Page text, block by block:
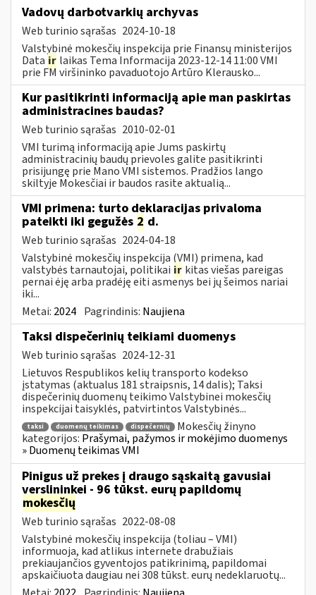
Vadovų darbotvarkių archyvas
Web turinio sąrašas 2024-10-18
Valstybinė mokesčių inspekcija prie Finansų ministerijos
Data ir laikas Tema Informacija 2023-12-14 11:00 VMI
prie FM viršininko pavaduotojo Artūro Klerausko...
Kur pasitikrinti informaciją apie man paskirtas
administracines baudas?
Web turinio sąrašas 2010-02-01
VMI turimą informaciją apie Jums paskirtų
administracinių baudų prievoles galite pasitikrinti
prisijungę prie Mano VMI sistemos. Pradžios lango
skiltyje Mokesčiai ir baudos rasite aktualią...
VMI primena: turto deklaracijas privaloma
pateikti iki gegužės 2 d.
Web turinio sąrašas 2024-04-18
Valstybinė mokesčių inspekcija (VMI) primena, kad
valstybės tarnautojai, politikai ir kitas viešas pareigas
pernai ėję arba pradėję eiti asmenys bei jų šeimos nariai
iki...
Metai: 2024 Pagrindinis: Naujiena
Taksi dispečerinių teikiami duomenys
Web turinio sąrašas 2024-12-31
Lietuvos Respublikos kelių transporto kodekso
įstatymas (aktualus 181 straipsnis, 14 dalis); Taksi
dispečerinių duomenų teikimo Valstybinei mokesčių
inspekcijai taisyklės, patvirtintos Valstybinės...
taksi duomenų teikimas dispečernių
Mokesčių žinyno
kategorijos: Prašymai, pažymos ir mokėjimo duomenys
» Duomenų teikimas VMI
Pinigus už prekes į draugo sąskaitą gavusiai
verslininkei - 96 tūkst. eurų papildomų
mokesčių
Web turinio sąrašas 2022-08-08
Valstybinė mokesčių inspekcija (toliau – VMI)
informuoja, kad atlikus internete drabužiais
prekiaujančios gyventojos patikrinimą, papildomai
apskaičiuota daugiau nei 308 tūkst. eurų nedeklaruotų...